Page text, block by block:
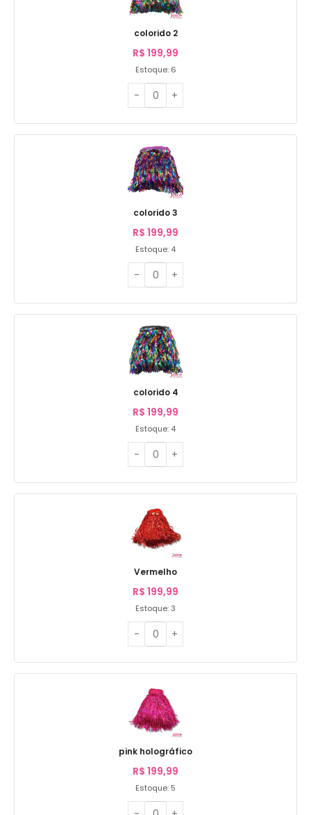
colorido 2
R$ 199,99
Estoque: 6
colorido 3
R$ 199,99
Estoque: 4
colorido 4
R$ 199,99
Estoque: 4
Vermelho
R$ 199,99
Estoque: 3
pink holográfico
R$ 199,99
Estoque: 5